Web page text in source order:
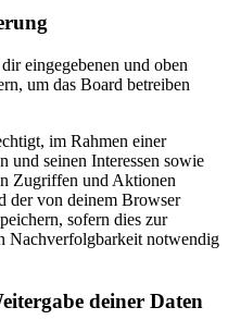
eingegebenen und oben
um das Board betreiben
im Rahmen einer
und seinen Interessen sowie
Zugriffen und Aktionen
der von deinem Browser
sofern dies zur
Nachverfolgbarkeit notwendig
deiner Daten